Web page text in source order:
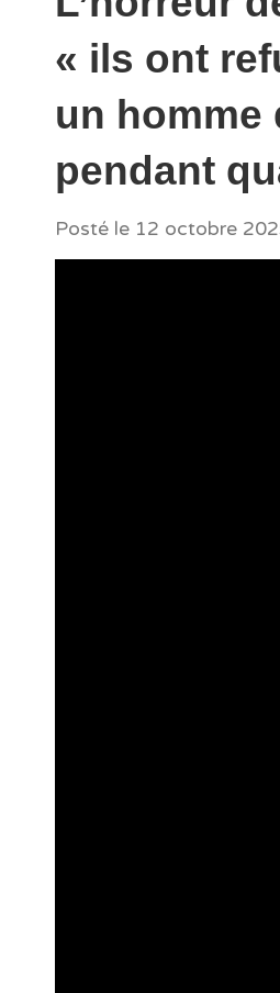
« ils ont
un homme
pendant
Posté le 12 octobre